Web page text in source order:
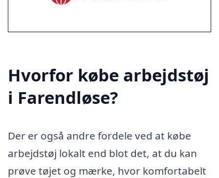
Hvorfor købe arbejdstøj
i Farendløse?
Der er også andre fordele ved at købe
arbejdstøj lokalt end blot det, at du kan
prøve tøjet og mærke, hvor komfortabelt